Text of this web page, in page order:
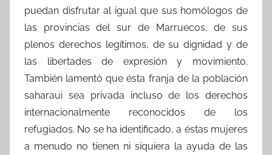
puedan disfrutar al igual que sus homólogos de
las provincias del sur de Marruecos, de sus
plenos derechos legítimos, de su dignidad y de
las libertades de expresión y movimiento.
También lamentó que ésta franja de la población
saharaui sea privada incluso de los derechos
internacionalmente reconocidos de los
refugiados. No se ha identificado, a éstas mujeres
a menudo no tienen ni siquiera la ayuda de las